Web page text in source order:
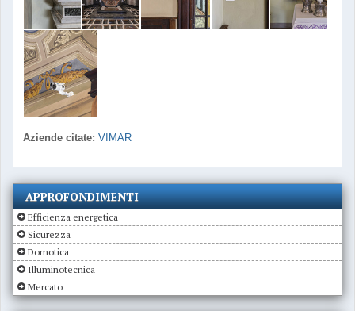
Aziende citate: VIMAR
APPROFONDIMENTI
Efficienza energetica
Sicurezza
Domotica
Illuminotecnica
Mercato